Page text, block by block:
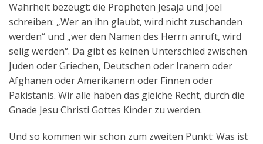
Wahrheit bezeugt: die Propheten Jesaja und Joel
schreiben: „Wer an ihn glaubt, wird nicht zuschanden
werden“ und „wer den Namen des Herrn anruft, wird
selig werden“. Da gibt es keinen Unterschied zwischen
Juden oder Griechen, Deutschen oder Iranern oder
Afghanen oder Amerikanern oder Finnen oder
Pakistanis. Wir alle haben das gleiche Recht, durch die
Gnade Jesu Christi Gottes Kinder zu werden.
Und so kommen wir schon zum zweiten Punkt: Was ist